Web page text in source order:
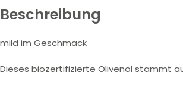
Beschreibung
mild im Geschmack
Dieses biozertifizierte Olivenöl stammt